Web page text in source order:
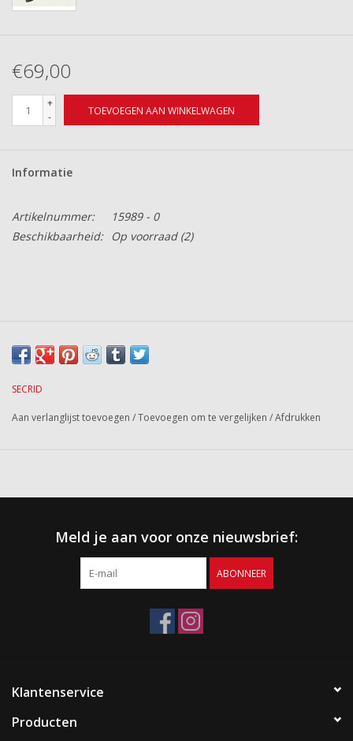
€69,00
+
-
TOEVOEGEN AAN WINKELWAGEN
Informatie
Artikelnummer:
15989 - 0
Beschikbaarheid:
Op voorraad(2)
SECRID
Aan verlanglijst toevoegen /Toevoegen om te vergelijken /Afdrukken
Meld je aan voor onze nieuwsbrief:
ABONNEER
Klantenservice
Producten